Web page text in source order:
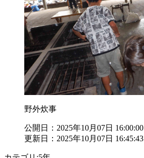
野外炊事
公開日：2025年10月07日 16:00:00
更新日：2025年10月07日 16:45:43